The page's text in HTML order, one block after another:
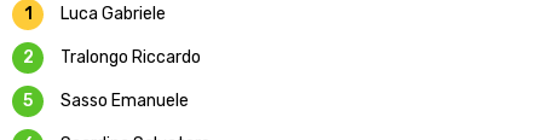
1
Luca Gabriele
2 Tralongo Riccardo
5 Sasso Emanuele